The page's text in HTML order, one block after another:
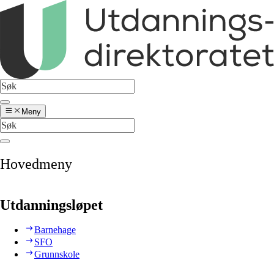
Meny
Hovedmeny
Utdanningsløpet
Barnehage
SFO
Grunnskole